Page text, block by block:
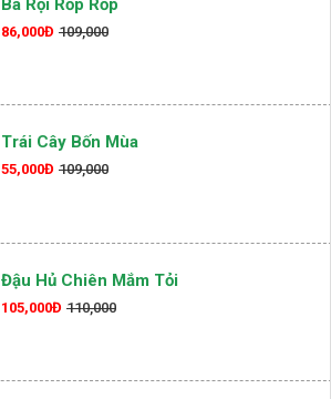
Ba Rọi Rốp Rốp
86,000Đ 109,000
Trái Cây Bốn Mùa
55,000Đ 109,000
Đậu Hủ Chiên Mắm Tỏi
105,000Đ 110,000